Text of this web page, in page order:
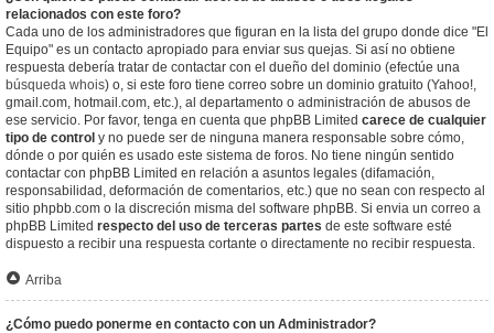
relacionados con este foro?
Cada uno de los administradores que figuran en la lista del grupo donde dice "El
Equipo" es un contacto apropiado para enviar sus quejas. Si así no obtiene
respuesta debería tratar de contactar con el dueño del dominio (efectúe una
búsqueda whois) o, si este foro tiene correo sobre un dominio gratuito (Yahoo!,
gmail.com, hotmail.com, etc.), al departamento o administración de abusos de
ese servicio. Por favor, tenga en cuenta que phpBB Limited carece de cualquier
tipo de control y no puede ser de ninguna manera responsable sobre cómo,
dónde o por quién es usado este sistema de foros. No tiene ningún sentido
contactar con phpBB Limited en relación a asuntos legales (difamación,
responsabilidad, deformación de comentarios, etc.) que no sean con respecto al
sitio phpbb.com o la discreción misma del software phpBB. Si envia un correo a
phpBB Limited respecto del uso de terceras partes de este software esté
dispuesto a recibir una respuesta cortante o directamente no recibir respuesta.
Arriba
¿Cómo puedo ponerme en contacto con un Administrador?